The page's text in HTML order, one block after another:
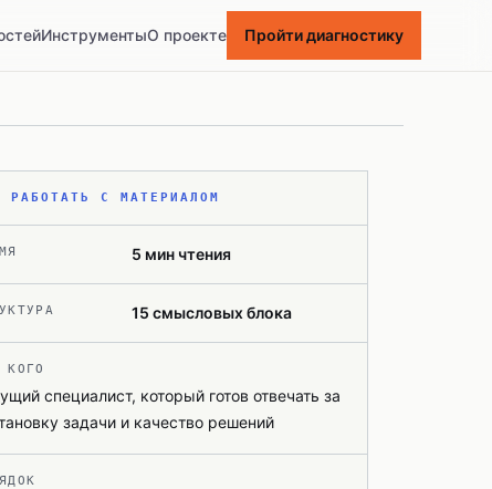
ИнструментыО проекте Пройти диагностику
РАБОТАТЬ С МАТЕРИАЛОМ
5 мин чтения
15 смысловых блока
КОГО
специалист, который готов отвечать за
задачи и качество решений